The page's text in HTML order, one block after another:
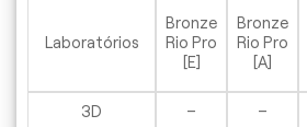
Laboratórios
Bronze
Rio Pro
[E]
Bronze
Rio Pro
[A]
3D – –